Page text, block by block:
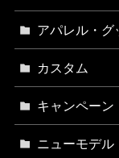
アパレル・グ
カスタム
キャンペーン
ニューモデル